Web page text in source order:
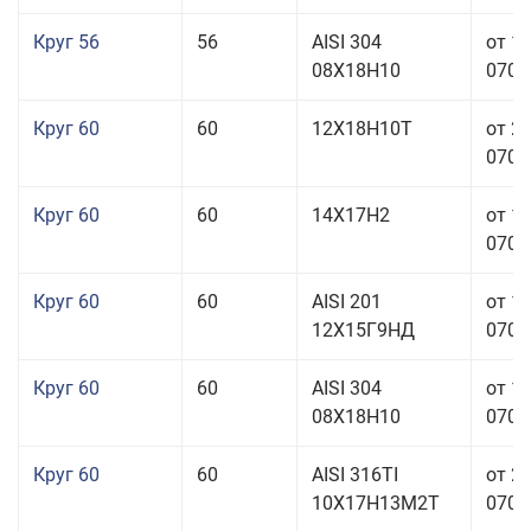
Круг 56 56
AISI 304
08Х18Н10
от
Круг 60 60 12Х18Н10Т
от
Круг 60 60 14Х17Н2
от
Круг 60 60
AISI 201
12Х15Г9НД
от
Круг 60 60
AISI 304
08Х18Н10
от
Круг 60 60
AISI 316TI
10Х17Н13М2Т
от